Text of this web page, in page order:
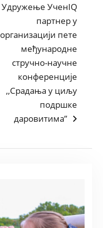
Удружење УченIQ
партнер у
организацији пете
међународне
стручно-научне
конференције
,,Срадања у циљу
подршке
даровитима”